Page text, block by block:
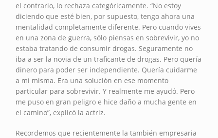
el contrario, lo rechaza categóricamente. “No estoy
diciendo que esté bien, por supuesto, tengo ahora una
mentalidad completamente diferente. Pero cuando vives
en una zona de guerra, sólo piensas en sobrevivir, yo no
estaba tratando de consumir drogas. Seguramente no
iba a ser la novia de un traficante de drogas. Pero quería
dinero para poder ser independiente. Quería cuidarme
a mí misma. Era una solución en ese momento
particular para sobrevivir. Y realmente me ayudó. Pero
me puso en gran peligro e hice daño a mucha gente en
el camino”, explicó la actriz.
Recordemos que recientemente la también empresaria